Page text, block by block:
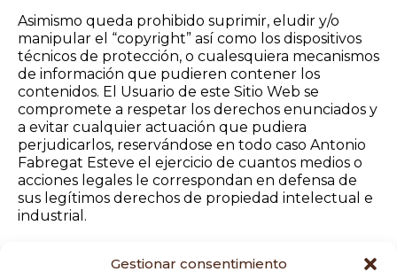
Gestionar consentimiento
Asimismo queda prohibido suprimir, eludir y/o
manipular el “copyright” así como los dispositivos
técnicos de protección, o cualesquiera mecanismos
de información que pudieren contener los
contenidos. El Usuario de este Sitio Web se
compromete a respetar los derechos enunciados y
a evitar cualquier actuación que pudiera
perjudicarlos, reservándose en todo caso Antonio
Fabregat Esteve el ejercicio de cuantos medios o
acciones legales le correspondan en defensa de
sus legítimos derechos de propiedad intelectual e
industrial.